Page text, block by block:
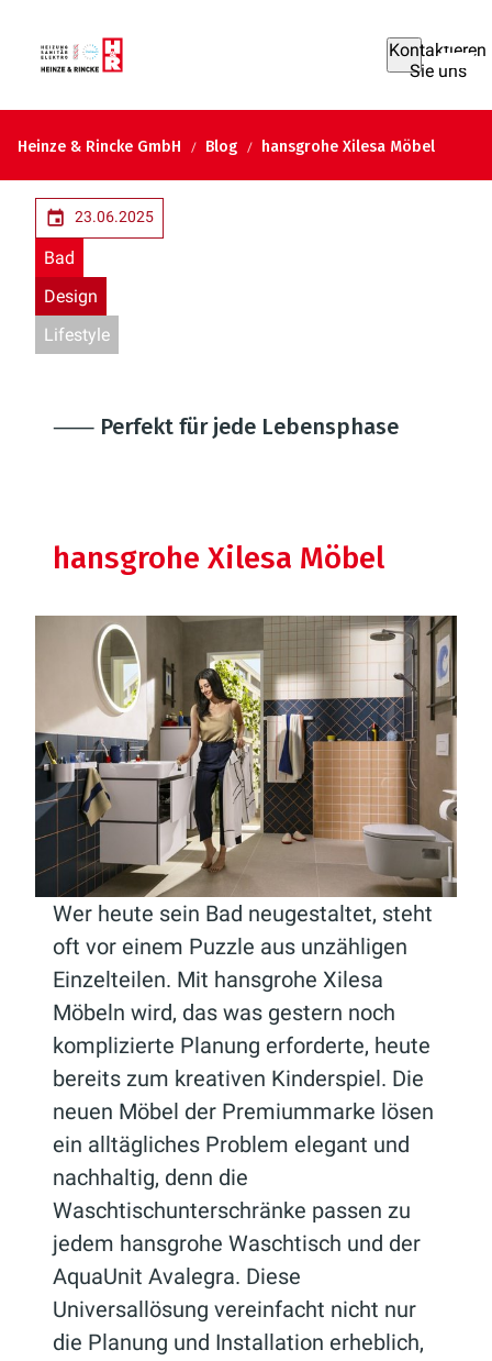
Kontaktieren
Sie uns
Heinze & Rincke GmbH Blog hansgrohe Xilesa Möbel
23.06.2025
Bad
Design
Lifestyle
⸺ Perfekt für jede Lebensphase
hansgrohe Xilesa Möbel
Wer heute sein Bad neugestaltet, steht
oft vor einem Puzzle aus unzähligen
Einzelteilen. Mit hansgrohe Xilesa
Möbeln wird, das was gestern noch
komplizierte Planung erforderte, heute
bereits zum kreativen Kinderspiel. Die
neuen Möbel der Premiummarke lösen
ein alltägliches Problem elegant und
nachhaltig, denn die
Waschtischunterschränke passen zu
jedem hansgrohe Waschtisch und der
AquaUnit Avalegra. Diese
Universallösung vereinfacht nicht nur
die Planung und Installation erheblich,